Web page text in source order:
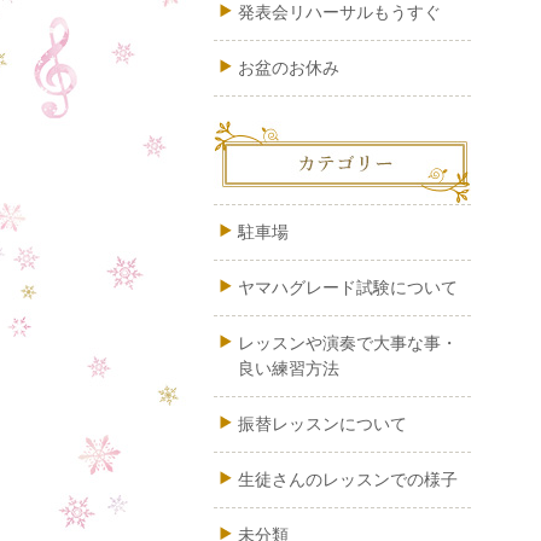
発表会リハーサルもうすぐ
お盆のお休み
駐車場
ヤマハグレード試験について
レッスンや演奏で大事な事・
良い練習方法
振替レッスンについて
生徒さんのレッスンでの様子
未分類